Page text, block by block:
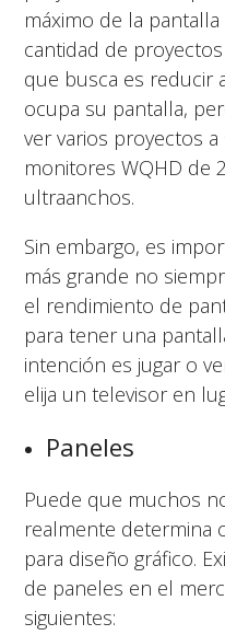
máximo de la
cantidad de
que busca es reducir
ocupa su pantalla,
ver varios proyectos
monitores WQHD de
ultraanchos.
Sin embargo, es
más grande no
el rendimiento de
para tener una
intención es jugar o
elija un televisor en
Paneles
Puede que muchos
realmente determina
para diseño gráfico.
de paneles en el
siguientes: